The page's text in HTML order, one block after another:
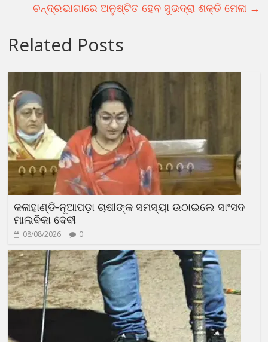
ଚନ୍ଦ୍ରଭାଗାରେ ଅନୁଷ୍ଟିତ ହେବ ସୁଭଦ୍ରା ଶକ୍ତି ମେଳା →
Related Posts
କଳାହାଣ୍ଡି-ନୂଆପଡ଼ା ଚାଷୀଙ୍କ ସମସ୍ୟା ଉଠାଇଲେ ସାଂସଦ
ମାଲବିକା ଦେବୀ
08/08/2026 0